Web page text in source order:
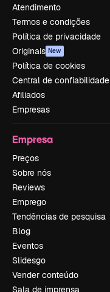
Atendimento
Termos e condições
Política de privacidade
Originais New
Política de cookies
Central de confiabilidade
Afiliados
Empresas
Empresa
Preços
Sobre nós
Reviews
Emprego
Tendências de pesquisa
Blog
Eventos
Slidesgo
Vender conteúdo
Sala de imprensa